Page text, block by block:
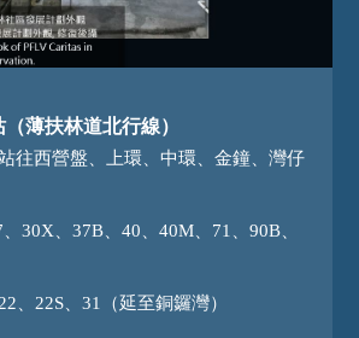
薄扶林道北行線）
往西營盤、上環、中環、金鐘、灣仔
30X、37B、40、40M、71、90B、
、22S、31（延至銅鑼灣）